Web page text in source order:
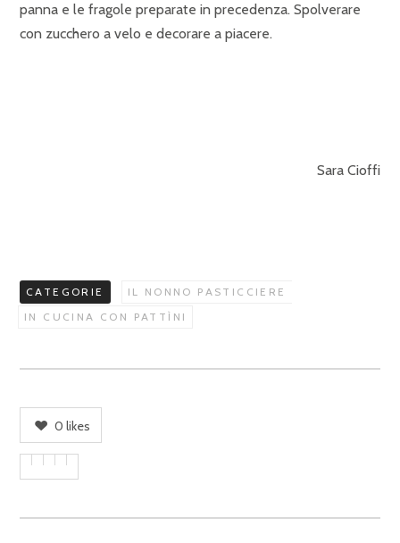
panna e le fragole preparate in precedenza. Spolverare
con zucchero a velo e decorare a piacere.
Sara Cioffi
CATEGORIE
IL NONNO PASTICCIERE
IN CUCINA CON PATTÌNI
0 likes